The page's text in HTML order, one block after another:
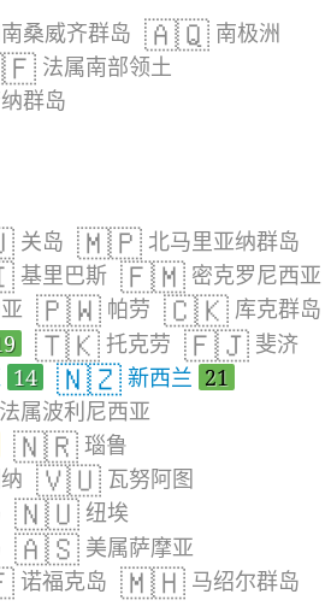
桑威齐群岛 🇦🇶 南极洲
法属南部领土
群岛
关岛 🇲🇵 北马里亚纳群岛
基里巴斯 🇫🇲 密克罗尼西亚
🇵🇼 帕劳 🇨🇰 库克群岛
🇹🇰 托克劳 🇫🇯 斐济
14 🇳🇿 新西兰 21
法属波利尼西亚
🇳🇷 瑙鲁
🇻🇺 瓦努阿图
🇳🇺 纽埃
🇦🇸 美属萨摩亚
诺福克岛 🇲🇭 马绍尔群岛